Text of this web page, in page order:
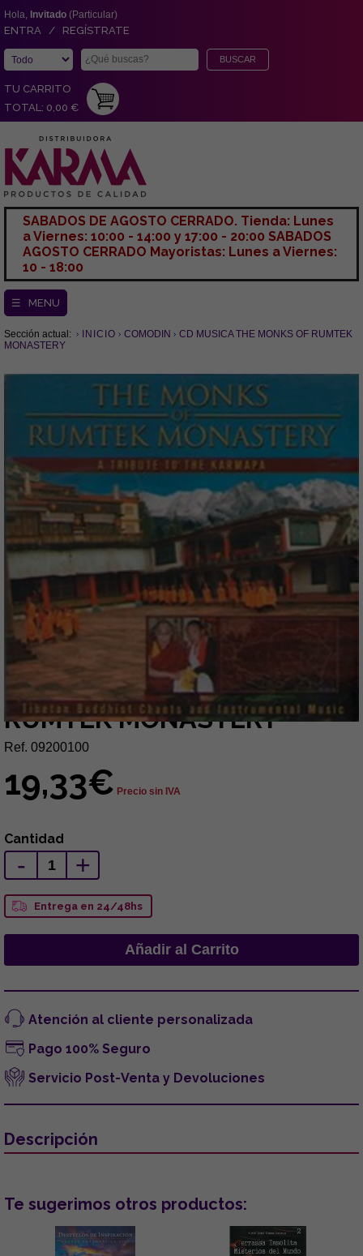
Hola, Invitado (Particular)
ENTRA / REGÍSTRATE
TU CARRITO
TOTAL: 0,00 €
SABADOS DE AGOSTO CERRADO. Tienda: Lunes
a Viernes: 10:00 - 14:00 y 17:00 - 20:00 SABADOS
AGOSTO CERRADO Mayoristas: Lunes a Viernes:
10 - 18:00
☰ MENU
Sección actual: INICIO COMODIN
CD MUSICA THE MONKS OF RUMTEK
MONASTERY
CD MUSICA THE MONKS OF
RUMTEK MONASTERY
Ref. 09200100
19,33€ Precio sin IVA
Cantidad
- +
Entrega en 24/48hs
Atención al cliente personalizada
Pago 100% Seguro
Servicio Post-Venta y Devoluciones
Descripción
Te sugerimos otros productos: